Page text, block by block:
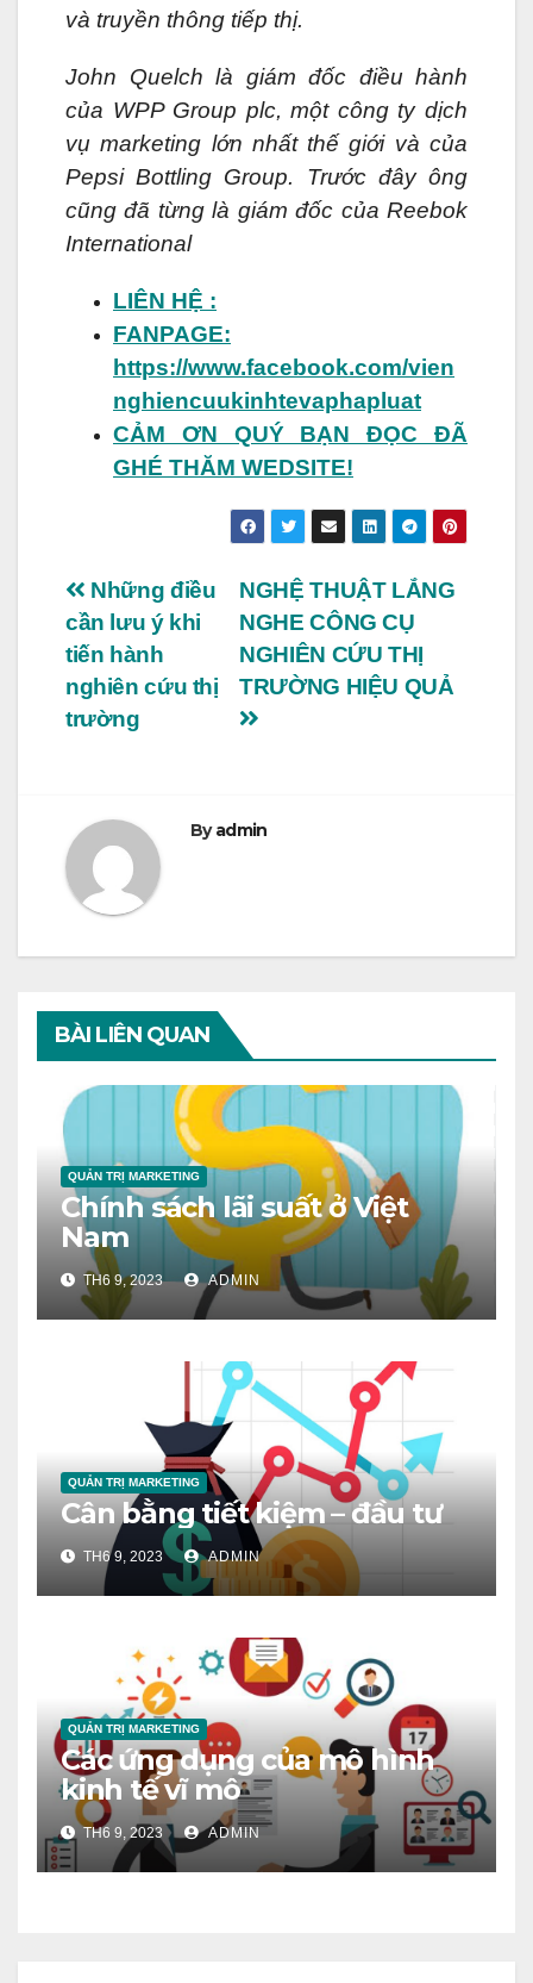
và truyền thông tiếp thị.
John Quelch là giám đốc điều hành
của WPP Group plc, một công ty dịch
vụ marketing lớn nhất thế giới và của
Pepsi Bottling Group. Trước đây ông
cũng đã từng là giám đốc của Reebok
International
LIÊN HỆ :
FANPAGE:
https://www.facebook.com/vien
nghiencuukinhtevaphapluat
CẢM ƠN QUÝ BẠN ĐỌC ĐÃ
GHÉ THĂM WEDSITE!
Điều
hướng
bài
viết
NGHỆ THUẬT LẮNG
NGHE CÔNG CỤ
NGHIÊN CỨU THỊ
TRƯỜNG HIỆU QUẢ
Những điều
cần lưu ý khi
tiến hành
nghiên cứu thị
trường
Byadmin
BÀI LIÊN QUAN
QUẢN TRỊ MARKETING
Chính sách lãi suất ở Việt
Nam
TH6 9, 2023 ADMIN
QUẢN TRỊ MARKETING
Cân bằng tiết kiệm – đầu tư
TH6 9, 2023 ADMIN
QUẢN TRỊ MARKETING
Các ứng dụng của mô hình
kinh tế vĩ mô
TH6 9, 2023 ADMIN